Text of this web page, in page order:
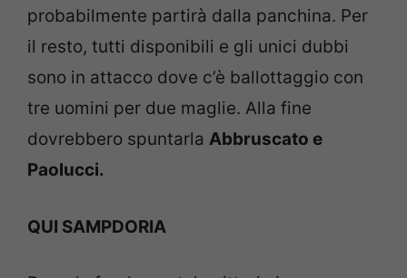
probabilmente partirà dalla panchina. Per
il resto, tutti disponibili e gli unici dubbi
sono in attacco dove c’è ballottaggio con
tre uomini per due maglie. Alla fine
dovrebbero spuntarla Abbruscato e
Paolucci.
QUI SAMPDORIA